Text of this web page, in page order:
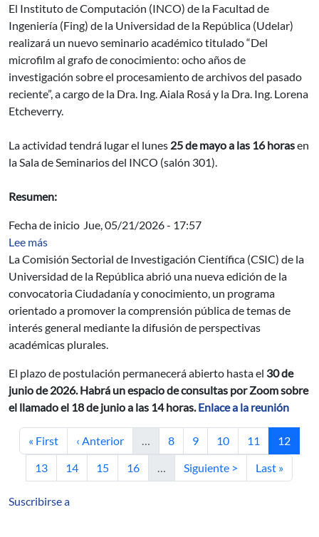
El Instituto de Computación (INCO) de la Facultad de
Ingeniería (Fing) de la Universidad de la República (Udelar)
realizará un nuevo seminario académico titulado “Del
microfilm al grafo de conocimiento: ocho años de
investigación sobre el procesamiento de archivos del pasado
reciente”, a cargo de la Dra. Ing. Aiala Rosá y la Dra. Ing. Lorena
Etcheverry.
La actividad tendrá lugar el lunes 25 de mayo a las 16 horasen
la Sala de Seminarios del INCO (salón 301).
Resumen:
Fecha de inicio Jue, 05/21/2026 - 17:57
Lee mássobre Convocatoria Ciudadanía y conocimiento de la
La Comisión Sectorial de Investigación Científica (CSIC) de la
Universidad de la República abrió una nueva edición de la
convocatoria Ciudadanía y conocimiento, un programa
orientado a promover la comprensión pública de temas de
interés general mediante la difusión de perspectivas
académicas plurales.
El plazo de postulación permanecerá abierto hasta el 30 de
junio de 2026. Habrá un espacio de consultas por Zoom sobre
el llamado el 18 de junio a las 14 horas.Enlace a la reunión
Primera página
« First Página anterior
‹ Anterior … Página
8 Página
9 Página
10 Página
11 Página
12
Página
13 Página
14 Página
15 Página
16 … Siguiente página
Siguiente > Última
Last »
Suscribirse a